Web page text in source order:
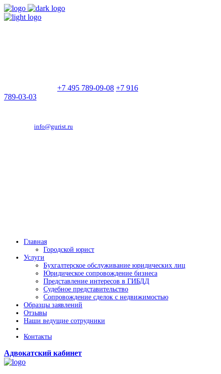
+7 495 789-09-08 +7 916
789-03-03
info@gurist.ru
Главная
Городской юрист
Услуги
Бухгалтерское обслуживание юридических лиц
Юридическое сопровождение бизнеса
Представление интересов в ГИБДД
Судебное представительство
Сопровождение сделок с недвижимостью
Образцы заявлений
Отзывы
Наши ведущие сотрудники
Контакты
Адвокатский кабинет